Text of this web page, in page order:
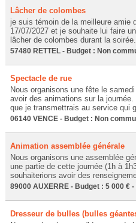
Lâcher de colombes
je suis témoin de la meilleure amie
17/07/2027 et je souhaite lui faire
lâcher de colombes durant la
57480 RETTEL - Budget : Non
Spectacle de rue
Nous organisons une fête le
avoir des animations sur la
que je transmettrais au service qui
06140 VENCE - Budget : Non
Animation assemblée générale
Nous organisons une assemblée
une partie de cette journée (1h à
souhaiterions avoir des
89000 AUXERRE - Budget : 5 000 €
Dresseur de bulles (bulles